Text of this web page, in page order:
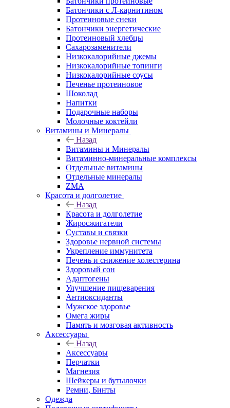
Батончики с Л-карнитином
Протеиновые снеки
Батончики энергетические
Протеиновый хлебцы
Сахарозаменители
Низкокалорийные джемы
Низкокалорийные топинги
Низкокалорийные соусы
Печенье протеиновое
Шоколад
Напитки
Подарочные наборы
Молочные коктейли
Витамины и Минералы
Назад
Витамины и Минералы
Витаминно-минеральные комплексы
Отдельные витамины
Отдельные минералы
ZMA
Красота и долголетие
Назад
Красота и долголетие
Жиросжигатели
Суставы и связки
Здоровье нервной системы
Укрепление иммунитета
Печень и снижение холестерина
Здоровый сон
Адаптогены
Улучшение пищеварения
Антиоксиданты
Мужское здоровье
Омега жиры
Память и мозговая активность
Аксессуары
Назад
Аксессуары
Перчатки
Магнезия
Шейкеры и бутылочки
Ремни, Бинты
Одежда